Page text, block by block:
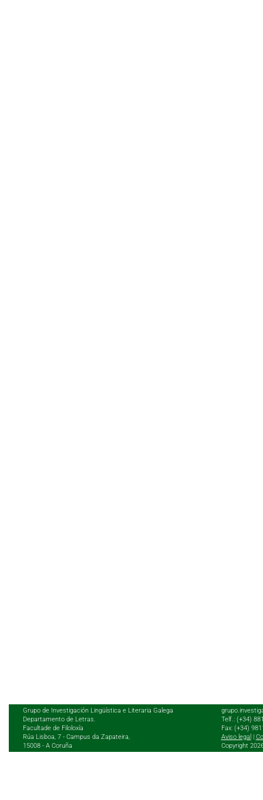
Grupo de Investigación Lingüística e Literaria Galega
Departamento de Letras.
Facultade de Filoloxía
Rúa Lisboa, 7 - Campus da Zapateira,
15008 - A Coruña
Telf.: (+34)
Fax: (+34)
Aviso legal |
Copyright